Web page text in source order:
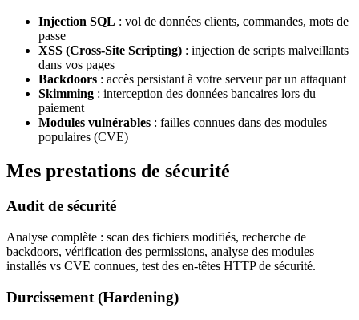
Injection SQL : vol de données clients, commandes, mots de
passe
XSS (Cross-Site Scripting) : injection de scripts malveillants
dans vos pages
Backdoors : accès persistant à votre serveur par un attaquant
Skimming : interception des données bancaires lors du
paiement
Modules vulnérables : failles connues dans des modules
populaires (CVE)
Mes prestations de sécurité
Audit de sécurité
Analyse complète : scan des fichiers modifiés, recherche de
backdoors, vérification des permissions, analyse des modules
installés vs CVE connues, test des en-têtes HTTP de sécurité.
Durcissement (Hardening)